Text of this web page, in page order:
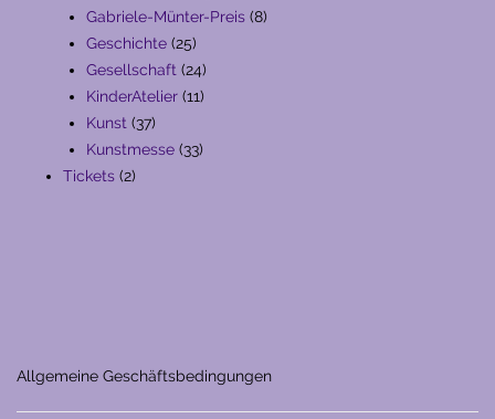
Produkte
Gabriele-Münter-Preis 88
Geschichte 2525
Produkte
Gesellschaft 2424
Produkte
KinderAtelier 1111
Kunst 3737
Produkte
Kunstmesse 3333
Tickets 22
Allgemeine Geschäftsbedingungen